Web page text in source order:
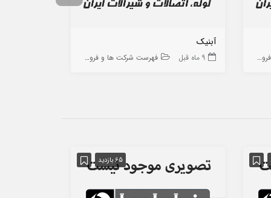
ها
آبنیک
9 ماه قبل فهرست شرکت ها و فروشگاه ها
65 بازدید